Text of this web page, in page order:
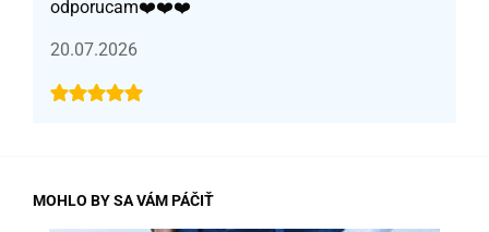
odporucam❤️❤️❤️
20.07.2026
MOHLO BY SA VÁM PÁČIŤ